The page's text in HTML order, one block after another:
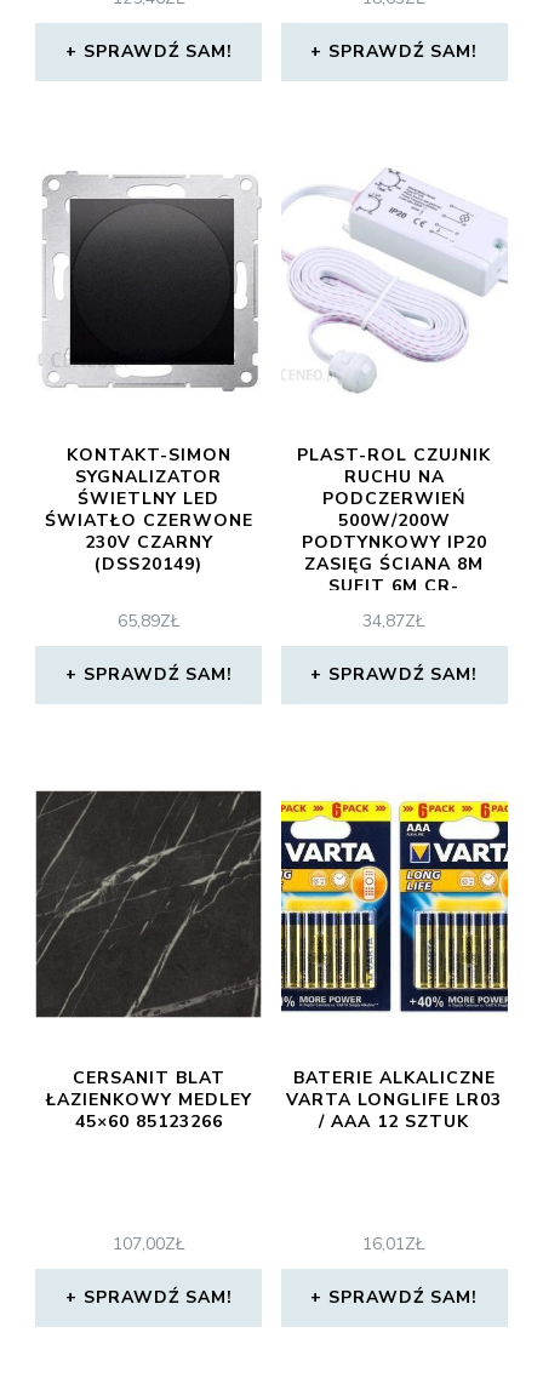
SPRAWDŹ SAM! SPRAWDŹ SAM!
KONTAKT-SIMON
SYGNALIZATOR
ŚWIETLNY LED
ŚWIATŁO CZERWONE
230V CZARNY
(DSS20149)
65,89ZŁ
SPRAWDŹ SAM!
PLAST-ROL CZUJNIK
RUCHU NA
PODCZERWIEŃ
500W/200W
PODTYNKOWY IP20
ZASIĘG ŚCIANA 8M
SUFIT 6M CR-
(30_594488)
34,87ZŁ
SPRAWDŹ SAM!
CERSANIT BLAT
ŁAZIENKOWY MEDLEY
45×60 85123266
107,00ZŁ
SPRAWDŹ SAM!
BATERIE ALKALICZNE
VARTA LONGLIFE LR03
/ AAA 12 SZTUK
16,01ZŁ
SPRAWDŹ SAM!